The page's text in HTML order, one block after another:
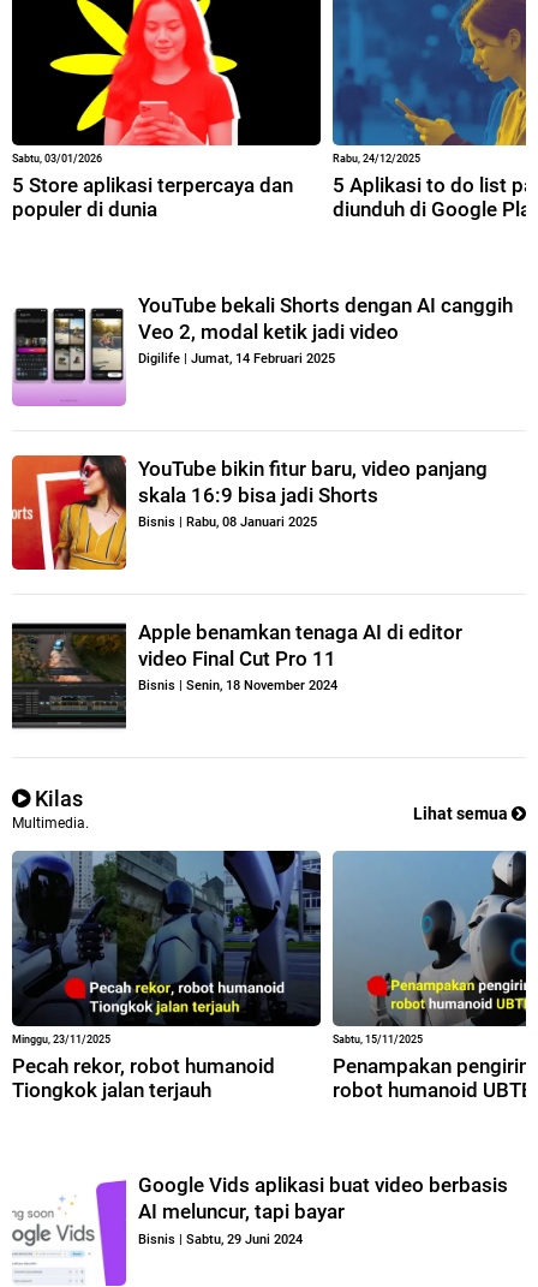
Sabtu, 03/01/2026
5 Store aplikasi terpercaya dan
populer di dunia
Rabu, 24/12/2025
5 Aplikasi to do list
diunduh di Google
YouTube bekali Shorts dengan AI canggih
Veo 2, modal ketik jadi video
Digilife | Jumat, 14 Februari 2025
YouTube bikin fitur baru, video panjang
skala 16:9 bisa jadi Shorts
Bisnis | Rabu, 08 Januari 2025
Apple benamkan tenaga AI di editor
video Final Cut Pro 11
Bisnis | Senin, 18 November 2024
Kilas
Multimedia. Lihat semua
Minggu, 23/11/2025
Pecah rekor, robot humanoid
Tiongkok jalan terjauh
Sabtu, 15/11/2025
Penampakan
robot humanoid
Google Vids aplikasi buat video berbasis
AI meluncur, tapi bayar
Bisnis | Sabtu, 29 Juni 2024